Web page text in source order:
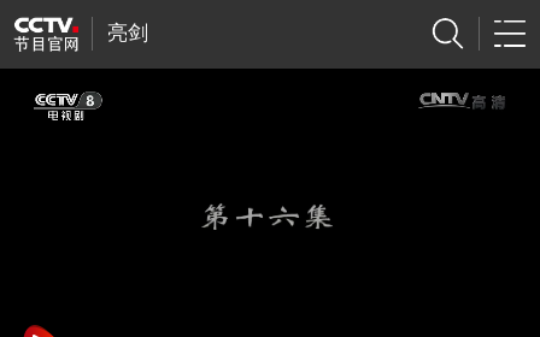
亮剑